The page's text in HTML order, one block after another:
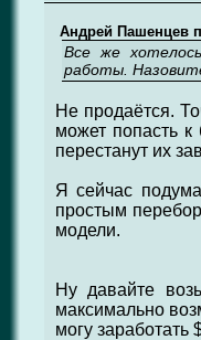
Андрей Пашенцев
Все же
работы.
Не продаётся.
может попасть
перестанут их
Я сейчас
простым
модели.
Ну давайте
максимально
могу заработать